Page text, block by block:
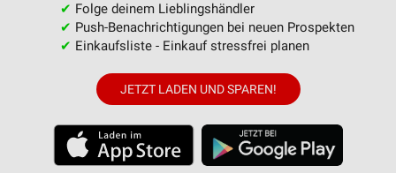
✔ Folge deinem Lieblingshändler
✔ Push-Benachrichtigungen bei neuen Prospekten
✔ Einkaufsliste - Einkauf stressfrei planen
JETZT LADEN UND SPAREN!